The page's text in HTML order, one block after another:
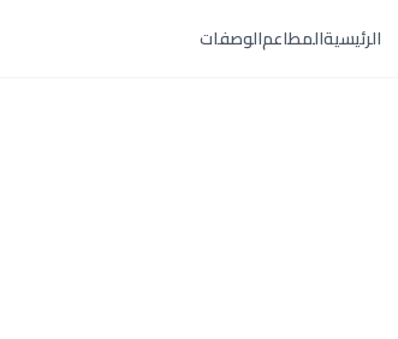
الرئيسيةالمطاعمالوصفات